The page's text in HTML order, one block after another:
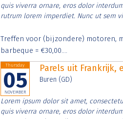
quis viverra ornare, eros dolor
rutrum lorem imperdiet. Nunc ut sem
Treffen voor (bijzondere) motoren,
barbeque = €30,00....
Thursday
05
NOVEMBER
Parels uit Frankrijk,
Buren (GD)
Lorem ipsum dolor sit amet,
quis viverra ornare, eros dolor